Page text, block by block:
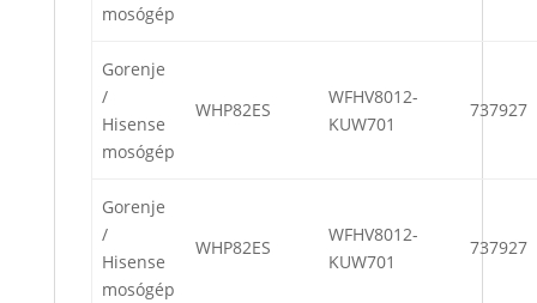
mosógép
Gorenje
/
Hisense
mosógép
WHP82ES
WFHV8012-
KUW701
737927
Gorenje
/
Hisense
mosógép
WHP82ES
WFHV8012-
KUW701
737927